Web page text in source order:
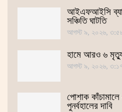
আইএফআইসি
সঞ্চিতি ঘাটতি
আগস্ট ৯, ২০২৬,
হামে আরও ৬
আগস্ট ৯, ২০২৬,
পোশাক
পুনর্বহালের দাবি